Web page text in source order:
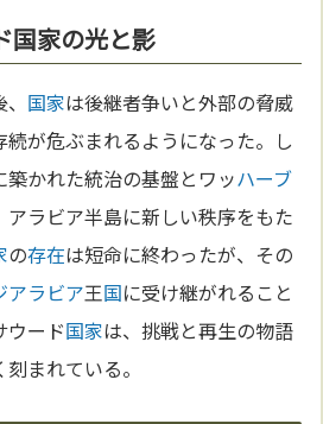
国家の光と影
国家は後継者争いと外部の脅威
続が危ぶまれるようになった。し
かれた統治の基盤とワッハーブ
ラビア半島に新しい秩序をもた
の存在は短命に終わったが、その
アラビア王国に受け継がれること
ウード国家は、挑戦と再生の物語
まれている。